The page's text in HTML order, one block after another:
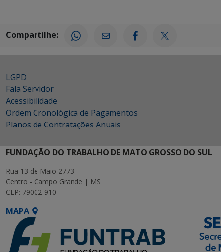
Compartilhe:
LGPD
Fala Servidor
Acessibilidade
Ordem Cronológica de Pagamentos
Planos de Contratações Anuais
FUNDAÇÃO DO TRABALHO DE MATO GROSSO DO SUL
Rua 13 de Maio 2773
Centro - Campo Grande | MS
CEP: 79002-910
MAPA